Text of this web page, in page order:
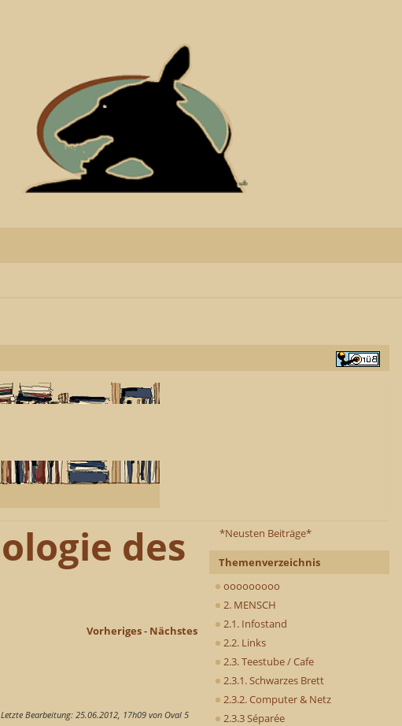
*Neusten Beiträge*
Themenverzeichnis
ooooooooo
2. MENSCH
2.1. Infostand
2.2. Links
2.3. Teestube / Cafe
2.3.1. Schwarzes Brett
2.3.2. Computer & Netz
2.3.3 Séparée
des
Vorheriges- Nächstes
Letzte Bearbeitung: 25.06.2012, 17h09 von Oval 5